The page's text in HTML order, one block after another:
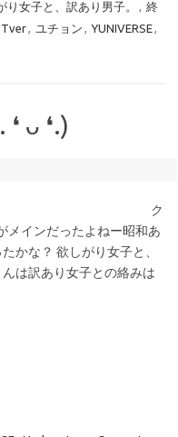
り女子と、訳あり男子。 , 終
Tver, ユチョン , YUNIVERSE,
⁠ᴗ⁠ ⁠❛⁠.⁠)
ク
メインだったよねー昭和あ
かな？ 欲しがり女子と、
は訳あり女子との絡みは